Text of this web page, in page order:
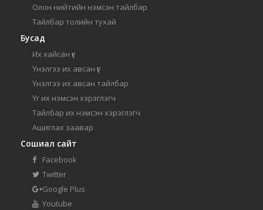
Олон нийтийн нэмсэн тайлбар
Тайлбар толийн тухай
Бусад
Их хайсан үг
Үнэлгээ их авсан үг
Үнэлгээ их авсан тайлбар
Үг их нэмсэн хэрэглэгч
Тайлбар их нэмсэн хэрэглэгч
Ашиглах заавар
Сошиал сайт
Facebook
Twitter
Google Plus
Youtube